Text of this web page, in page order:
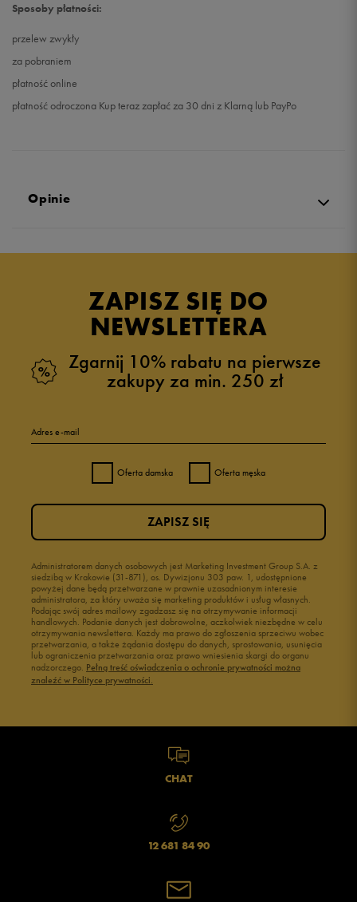
Sposoby płatności:
przelew zwykły
za pobraniem
płatność online
płatność odroczona Kup teraz zapłać za 30 dni z Klarną lub PayPo
Opinie
ZAPISZ SIĘ DO
NEWSLETTERA
Zgarnij 10% rabatu na pierwsze
zakupy za min. 250 zł
Adres e-mail
Oferta damska Oferta męska
Administratorem danych osobowych jest Marketing Investment Group S.A. z
siedzibą w Krakowie (31-871), os. Dywizjonu 303 paw. 1, udostępnione
powyżej dane będą przetwarzane w prawnie uzasadnionym interesie
administratora, za który uważa się marketing produktów i usług własnych.
Podając swój adres mailowy zgadzasz się na otrzymywanie informacji
handlowych. Podanie danych jest dobrowolne, aczkolwiek niezbędne w celu
otrzymywania newslettera. Każdy ma prawo do zgłoszenia sprzeciwu wobec
przetwarzania, a także żądania dostępu do danych, sprostowania, usunięcia
lub ograniczenia przetwarzania oraz prawo wniesienia skargi do organu
nadzorczego. Pełną treść oświadczenia o ochronie prywatności można
znaleźć w Polityce prywatności.
ZAPISZ SIĘ
CHAT
12 681 84 90